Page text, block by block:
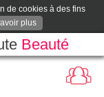
de cookies à des fins
plus
Beauté